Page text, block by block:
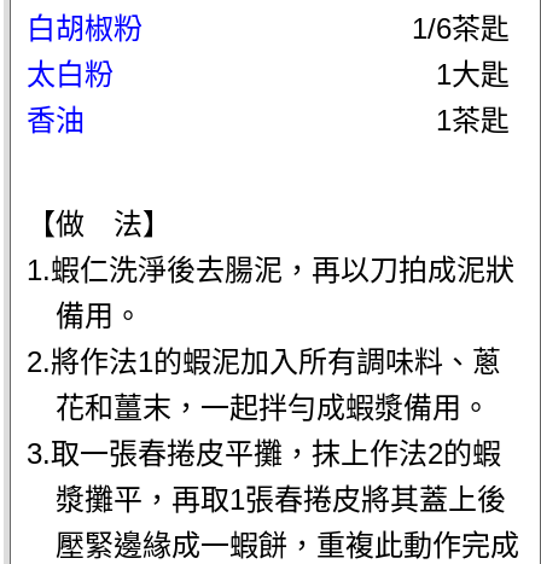
白胡椒粉
1/6茶匙
太白粉
1大匙
香油
1茶匙
【做 法】
1.蝦仁洗淨後去腸泥，再以刀拍成泥狀
備用。
2.將作法1的蝦泥加入所有調味料、蔥
花和薑末，一起拌勻成蝦漿備用。
3.取一張春捲皮平攤，抹上作法2的蝦
漿攤平，再取1張春捲皮將其蓋上後
壓緊邊緣成一蝦餅，重複此動作完成